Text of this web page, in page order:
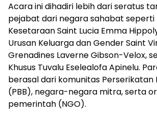
Acara ini dihadiri lebih dari seratus
pejabat dari negara sahabat seperti
Kesetaraan Saint Lucia Emma
Urusan Keluarga dan Gender Saint
Grenadines Laverne Gibson-Velox,
Khusus Tuvalu Eselealofa Apinelu.
berasal dari komunitas Perserikatan
(PBB), negara-negara mitra, serta
pemerintah (NGO).